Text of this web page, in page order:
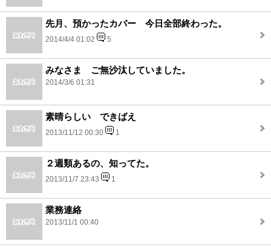
先月、預かったカバー 今日全部終わった。
2014/4/4 01:02 5
みなさま ご無沙汰していました。
2014/3/6 01:31
素晴らしい できばえ
2013/11/12 00:30 1
２週類あるの、知ってた。
2013/11/7 23:43 1
業務連絡
2013/11/1 00:40